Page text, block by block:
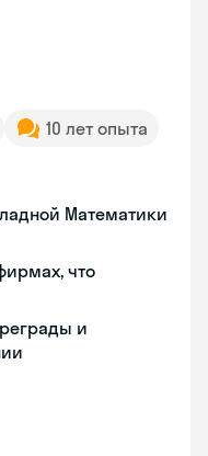
10 лет опыта
Математики
что
и